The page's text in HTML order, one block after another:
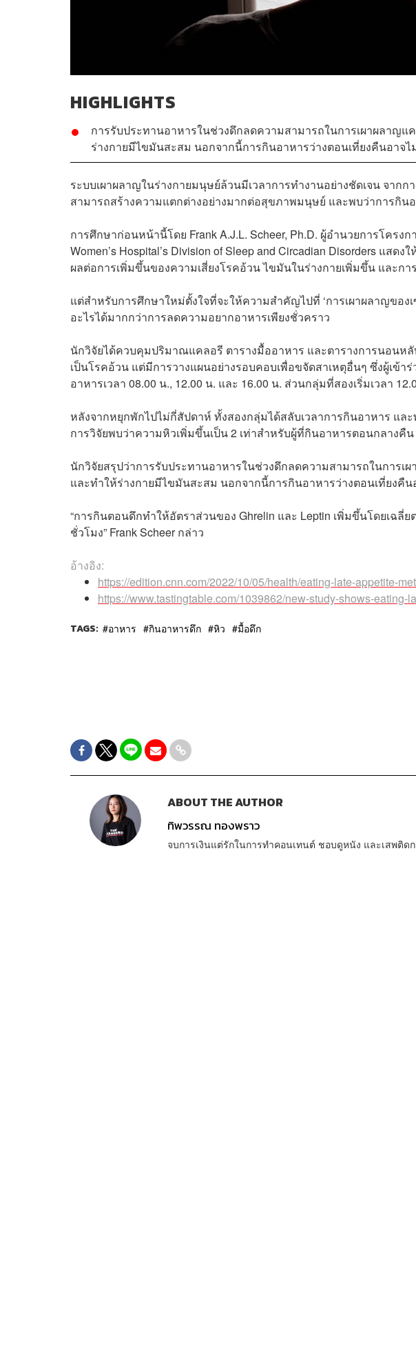
HIGHLIGHTS
การรับประทานอาหารในช่วงดึกลดความสามารถในการเผาผลาญ
ร่างกายมีไขมันสะสม นอกจากนี้การกินอาหารว่างตอนเที่ยงคืนอาจ
ระบบเผาผลาญในร่างกายมนุษย์ล้วนมีเวลาการทำงานอย่างชัดเจน จากก
สามารถสร้างความแตกต่างอย่างมากต่อสุขภาพมนุษย์ และพบว่าการกิ
การศึกษาก่อนหน้านี้โดย Frank A.J.L. Scheer, Ph.D. ผู้อำนวยการโครงก
Women’s Hospital’s Division of Sleep and Circadian Disorders แส
ผลต่อการเพิ่มขึ้นของความเสี่ยงโรคอ้วน ไขมันในร่างกายเพิ่มขึ้น และก
แต่สำหรับการศึกษาใหม่ตั้งใจที่จะให้ความสำคัญไปที่ ‘การเผาผลาญของ
อะไรได้มากกว่าการลดความอยากอาหารเพียงชั่วคราว
นักวิจัยได้ควบคุมปริมาณแคลอรี ตารางมื้ออาหาร และตารางการนอนห
เป็นโรคอ้วน แต่มีการวางแผนอย่างรอบคอบเพื่อขจัดสาเหตุอื่นๆ ซึ่งผู้เข้
อาหารเวลา 08.00 น., 12.00 น. และ 16.00 น. ส่วนกลุ่มที่สองเริ่มเวลา
หลังจากหยุกพักไปไม่กี่สัปดาห์ ทั้งสองกลุ่มได้สลับเวลาการกินอาหาร แล
การวิจัยพบว่าความหิวเพิ่มขึ้นเป็น 2 เท่าสำหรับผู้ที่กินอาหารตอนกลางคืน
นักวิจัยสรุปว่าการรับประทานอาหารในช่วงดึกลดความสามารถในการ
และทำให้ร่างกายมีไขมันสะสม นอกจากนี้การกินอาหารว่างตอนเที่ยงคื
“การกินตอนดึกทำให้อัตราส่วนของ Ghrelin และ Leptin เพิ่มขึ้นโดยเฉ
ชั่วโมง” Frank Scheer กล่าว
อ้างอิง:
https://edition.cnn.com/2022/10/05/health/eating-late-appetite-
https://www.tastingtable.com/1039862/new-study-shows-
TAGS: อาหาร กินอาหารดึก หิว มื้อดึก
ABOUT THE AUTHOR
ทิพวรรณ ทองพราว
จบการเงินแต่รักในการทำคอนเทนต์ ชอบดูหนัง และเสพติดก